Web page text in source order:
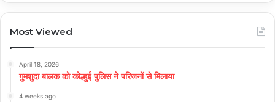
Most Viewed
April 18, 2026
गुमशुदा बालक को कोल्हुई पुलिस ने परिजनों से मिलाया
4 weeks ago